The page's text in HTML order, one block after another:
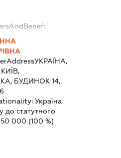
УКРАЇНА,
БУДИНОК 14,
Україна
до статутного
50 000 (100 %)